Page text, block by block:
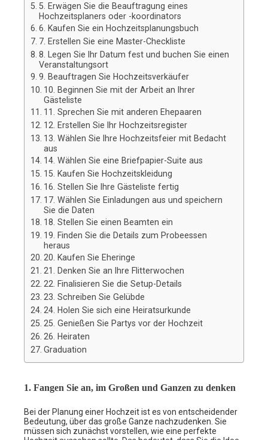
5. Erwägen Sie die Beauftragung eines
Hochzeitsplaners oder -koordinators
6. Kaufen Sie ein Hochzeitsplanungsbuch
7. Erstellen Sie eine Master-Checkliste
8. Legen Sie Ihr Datum fest und buchen Sie einen
Veranstaltungsort
9. Beauftragen Sie Hochzeitsverkäufer
10. Beginnen Sie mit der Arbeit an Ihrer
Gästeliste
11. Sprechen Sie mit anderen Ehepaaren
12. Erstellen Sie Ihr Hochzeitsregister
13. Wählen Sie Ihre Hochzeitsfeier mit Bedacht
aus
14. Wählen Sie eine Briefpapier-Suite aus
15. Kaufen Sie Hochzeitskleidung
16. Stellen Sie Ihre Gästeliste fertig
17. Wählen Sie Einladungen aus und speichern
Sie die Daten
18. Stellen Sie einen Beamten ein
19. Finden Sie die Details zum Probeessen
heraus
20. Kaufen Sie Eheringe
21. Denken Sie an Ihre Flitterwochen
22. Finalisieren Sie die Setup-Details
23. Schreiben Sie Gelübde
24. Holen Sie sich eine Heiratsurkunde
25. Genießen Sie Partys vor der Hochzeit
26. Heiraten
Graduation
1. Fangen Sie an, im Großen und Ganzen zu denken
Bei der Planung einer Hochzeit ist es von entscheidender
Bedeutung, über das große Ganze nachzudenken. Sie
müssen sich zunächst vorstellen, wie eine perfekte